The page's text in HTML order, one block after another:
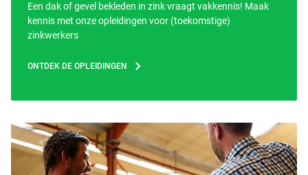
Een dak of gevel bekleden in zink vraagt vakkennis! Maak
kennis met onze opleidingen voor (toekomstige)
zinkwerkers
ONTDEK DE OPLEIDINGEN